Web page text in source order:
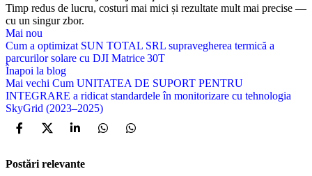
Timp redus de lucru, costuri mai mici și rezultate mult mai precise —
cu un singur zbor.
Mai nou
Cum a optimizat SUN TOTAL SRL supravegherea termică a
parcurilor solare cu DJI Matrice 30T
Înapoi la blog
Mai vechi Cum UNITATEA DE SUPORT PENTRU
INTEGRARE a ridicat standardele în monitorizare cu tehnologia
SkyGrid (2023–2025)
Postări relevante